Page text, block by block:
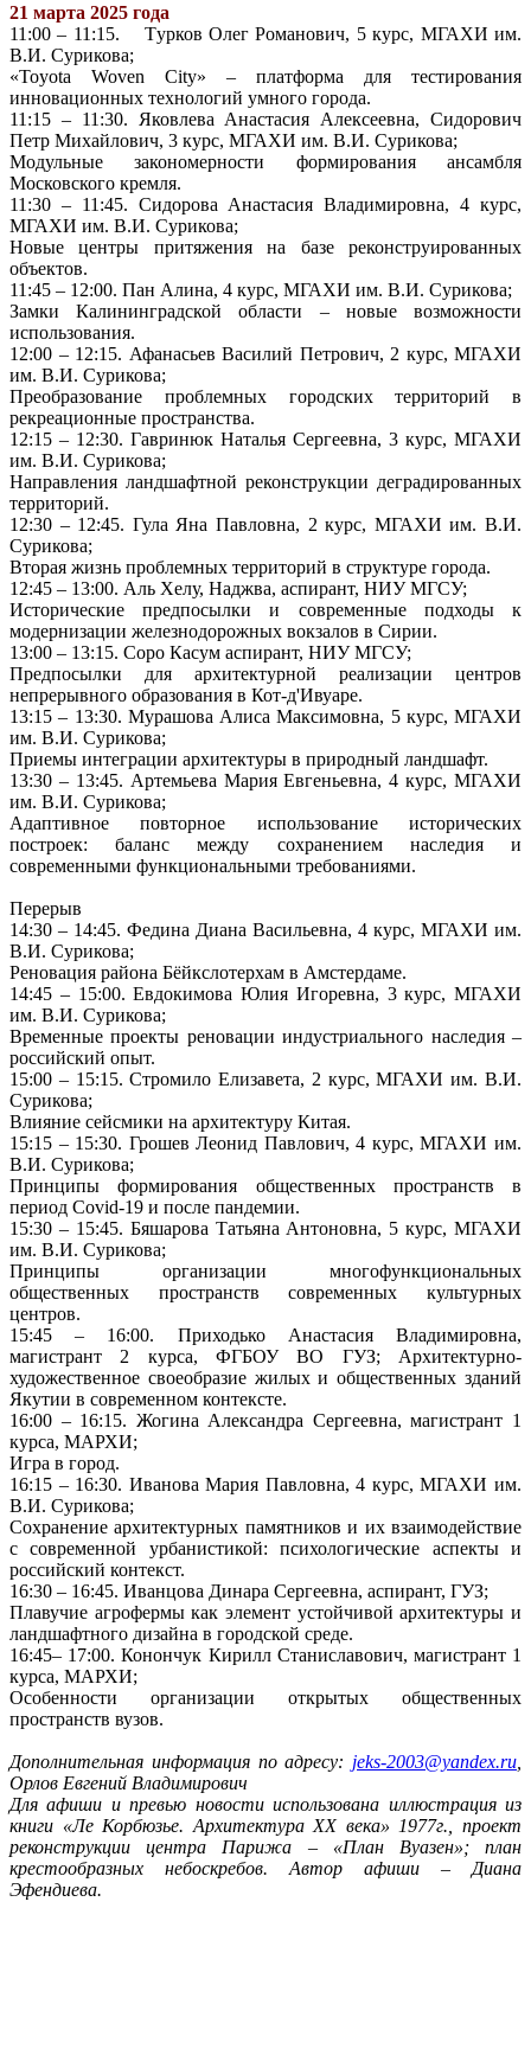
21 марта 2025 года
11:00 – 11:15. Турков Олег Романович, 5 курс, МГАХИ им.
В.И. Сурикова;
«Toyota Woven City» – платформа для тестирования
инновационных технологий умного города.
11:15 – 11:30. Яковлева Анастасия Алексеевна, Сидорович
Петр Михайлович, 3 курс, МГАХИ им. В.И. Сурикова;
Модульные закономерности формирования ансамбля
Московского кремля.
11:30 – 11:45. Сидорова Анастасия Владимировна, 4 курс,
МГАХИ им. В.И. Сурикова;
Новые центры притяжения на базе реконструированных
объектов.
11:45 – 12:00. Пан Алина, 4 курс, МГАХИ им. В.И. Сурикова;
Замки Калининградской области – новые возможности
использования.
12:00 – 12:15. Афанасьев Василий Петрович, 2 курс, МГАХИ
им. В.И. Сурикова;
Преобразование проблемных городских территорий в
рекреационные пространства.
12:15 – 12:30. Гавринюк Наталья Сергеевна, 3 курс, МГАХИ
им. В.И. Сурикова;
Направления ландшафтной реконструкции деградированных
территорий.
12:30 – 12:45. Гула Яна Павловна, 2 курс, МГАХИ им. В.И.
Сурикова;
Вторая жизнь проблемных территорий в структуре города.
12:45 – 13:00. Аль Хелу, Наджва, аспирант, НИУ МГСУ;
Исторические предпосылки и современные подходы к
модернизации железнодорожных вокзалов в Сирии.
13:00 – 13:15. Соро Касум аспирант, НИУ МГСУ;
Предпосылки для архитектурной реализации центров
непрерывного образования в Кот-д'Ивуаре.
13:15 – 13:30. Мурашова Алиса Максимовна, 5 курс, МГАХИ
им. В.И. Сурикова;
Приемы интеграции архитектуры в природный ландшафт.
13:30 – 13:45. Артемьева Мария Евгеньевна, 4 курс, МГАХИ
им. В.И. Сурикова;
Адаптивное повторное использование исторических
построек: баланс между сохранением наследия и
современными функциональными требованиями.
Перерыв
14:30 – 14:45. Федина Диана Васильевна, 4 курс, МГАХИ им.
В.И. Сурикова;
Реновация района Бёйкслотерхам в Амстердаме.
14:45 – 15:00. Евдокимова Юлия Игоревна, 3 курс, МГАХИ
им. В.И. Сурикова;
Временные проекты реновации индустриального наследия –
российский опыт.
15:00 – 15:15. Стромило Елизавета, 2 курс, МГАХИ им. В.И.
Сурикова;
Влияние сейсмики на архитектуру Китая.
15:15 – 15:30. Грошев Леонид Павлович, 4 курс, МГАХИ им.
В.И. Сурикова;
Принципы формирования общественных пространств в
период Covid-19 и после пандемии.
15:30 – 15:45. Бяшарова Татьяна Антоновна, 5 курс, МГАХИ
им. В.И. Сурикова;
Принципы организации многофункциональных
общественных пространств современных культурных
центров.
15:45 – 16:00. Приходько Анастасия Владимировна,
магистрант 2 курса, ФГБОУ ВО ГУЗ; Архитектурно-
художественное своеобразие жилых и общественных зданий
Якутии в современном контексте.
16:00 – 16:15. Жогина Александра Сергеевна, магистрант 1
курса, МАРХИ;
Игра в город.
16:15 – 16:30. Иванова Мария Павловна, 4 курс, МГАХИ им.
В.И. Сурикова;
Сохранение архитектурных памятников и их взаимодействие
с современной урбанистикой: психологические аспекты и
российский контекст.
16:30 – 16:45. Иванцова Динара Сергеевна, аспирант, ГУЗ;
Плавучие агрофермы как элемент устойчивой архитектуры и
ландшафтного дизайна в городской среде.
16:45– 17:00. Конончук Кирилл Станиславович, магистрант 1
курса, МАРХИ;
Особенности организации открытых общественных
пространств вузов.
Дополнительная информация по адресу: jeks-2003@yandex.ru
Орлов Евгений Владимирович
Для афиши и превью новости использована иллюстрация из
книги «Ле Корбюзье. Архитектура ХХ века» 1977г., проект
реконструкции центра Парижа – «План Вуазен»; план
крестообразных небоскребов. Автор афиши – Диана
Эфендиева.